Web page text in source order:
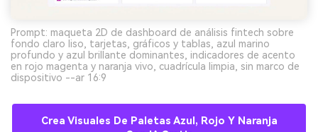
Prompt: maqueta 2D de dashboard de análisis fintech sobre
fondo claro liso, tarjetas, gráficos y tablas, azul marino
profundo y azul brillante dominantes, indicadores de acento
en rojo magenta y naranja vivo, cuadrícula limpia, sin marco de
dispositivo --ar 16:9
Crea Visuales De Paletas Azul, Rojo Y Naranja